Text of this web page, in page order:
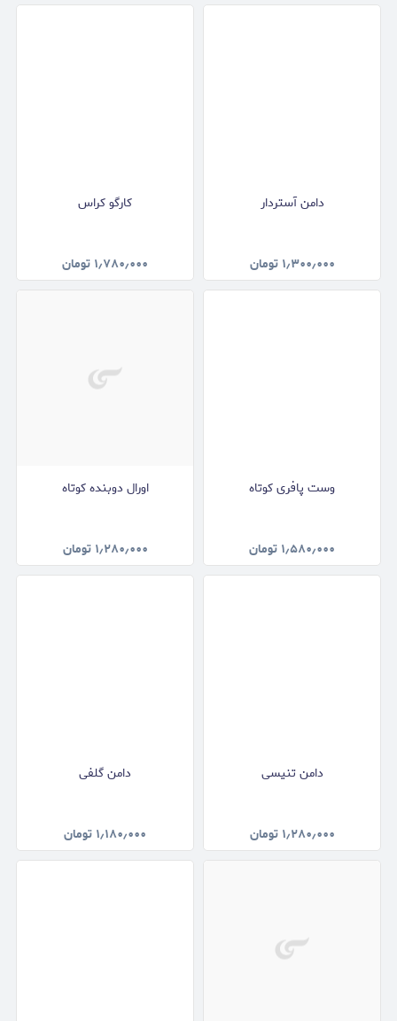
دامن آستردار
۱٫۳۰۰٫۰۰۰ تومان
کارگو کراس
۱٫۷۸۰٫۰۰۰ تومان
وست پافری کوتاه
۱٫۵۸۰٫۰۰۰ تومان
اورال دوبنده کوتاه
۱٫۲۸۰٫۰۰۰ تومان
دامن تنیسی
۱٫۲۸۰٫۰۰۰ تومان
دامن گلفی
۱٫۱۸۰٫۰۰۰ تومان